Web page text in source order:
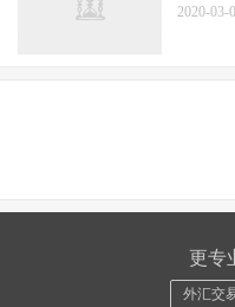
2020-03-
更专
外汇交